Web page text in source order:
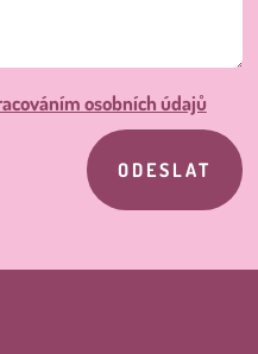
osobních údajů
ODESLAT